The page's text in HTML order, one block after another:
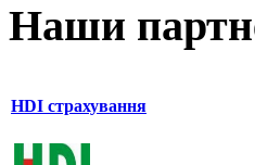
Наши
HDI страхування